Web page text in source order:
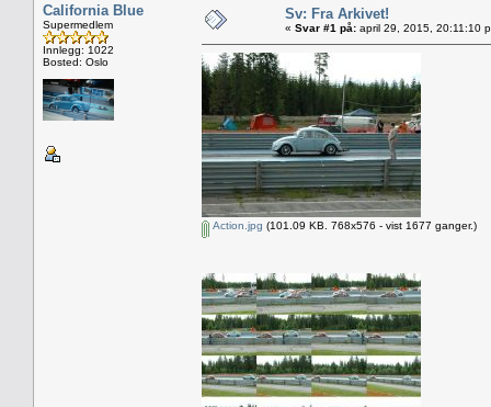
California Blue
Supermedlem
Innlegg: 1022
Bosted: Oslo
Sv: Fra Arkivet!
« Svar #1 på: april 29, 2015, 20:11:10
Action.jpg (101.09 KB. 768x576 - vist 1677 ganger.)